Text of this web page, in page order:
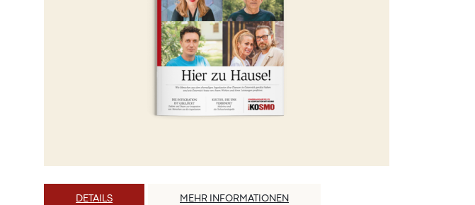
DETAILS MEHR INFORMATIONEN